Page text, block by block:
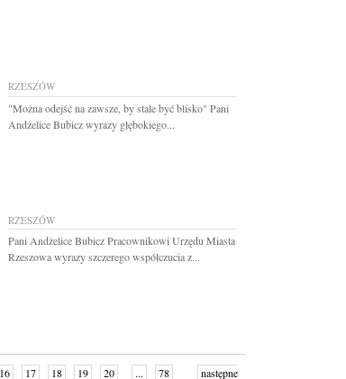
RZESZÓW
"Można odejść na zawsze, by stale być blisko" Pani
Andżelice Bubicz wyrazy głębokiego...
RZESZÓW
Pani Andżelice Bubicz Pracownikowi Urzędu Miasta
Rzeszowa wyrazy szczerego współczucia z...
16 17 18 19 20 ... 78 następne